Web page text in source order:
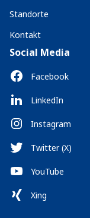
Standorte
Kontakt
Social Media
Facebook
LinkedIn
Instagram
Twitter (X)
YouTube
Xing